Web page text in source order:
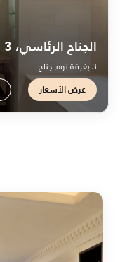
الجناح الرئاسي، 3 غرف نوم ، مسبح خاص
3 بغرفة نوم جناح
عرض الأسعار